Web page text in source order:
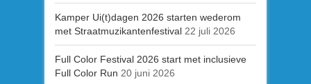
Kamper Ui(t)dagen 2026 starten wederom
met Straatmuzikantenfestival 22 juli 2026
Full Color Festival 2026 start met inclusieve
Full Color Run 20 juni 2026